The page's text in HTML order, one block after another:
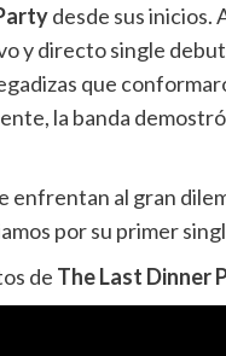
desde sus inicios.
y directo single
que
la banda
enfrentan al gran
por su primer
de The Last Dinner